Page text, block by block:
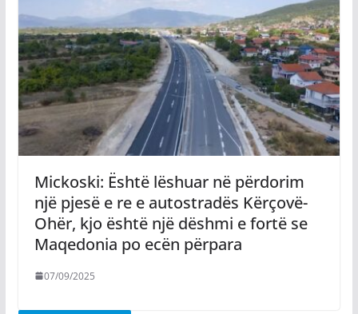
Mickoski: Është lëshuar në përdorim
një pjesë e re e autostradës Kërçovë-
Ohër, kjo është një dëshmi e fortë se
Maqedonia po ecën përpara
07/09/2025